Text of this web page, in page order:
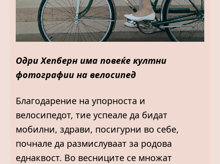
Одри Хепберн има повеќе култни
фотографии на велосипед
Благодарение на упорноста и
велосипедот, тие успеале да бидат
мобилни, здрави, посигурни во себе,
почнале да размислуваат за родова
еднаквост. Во весниците се множат